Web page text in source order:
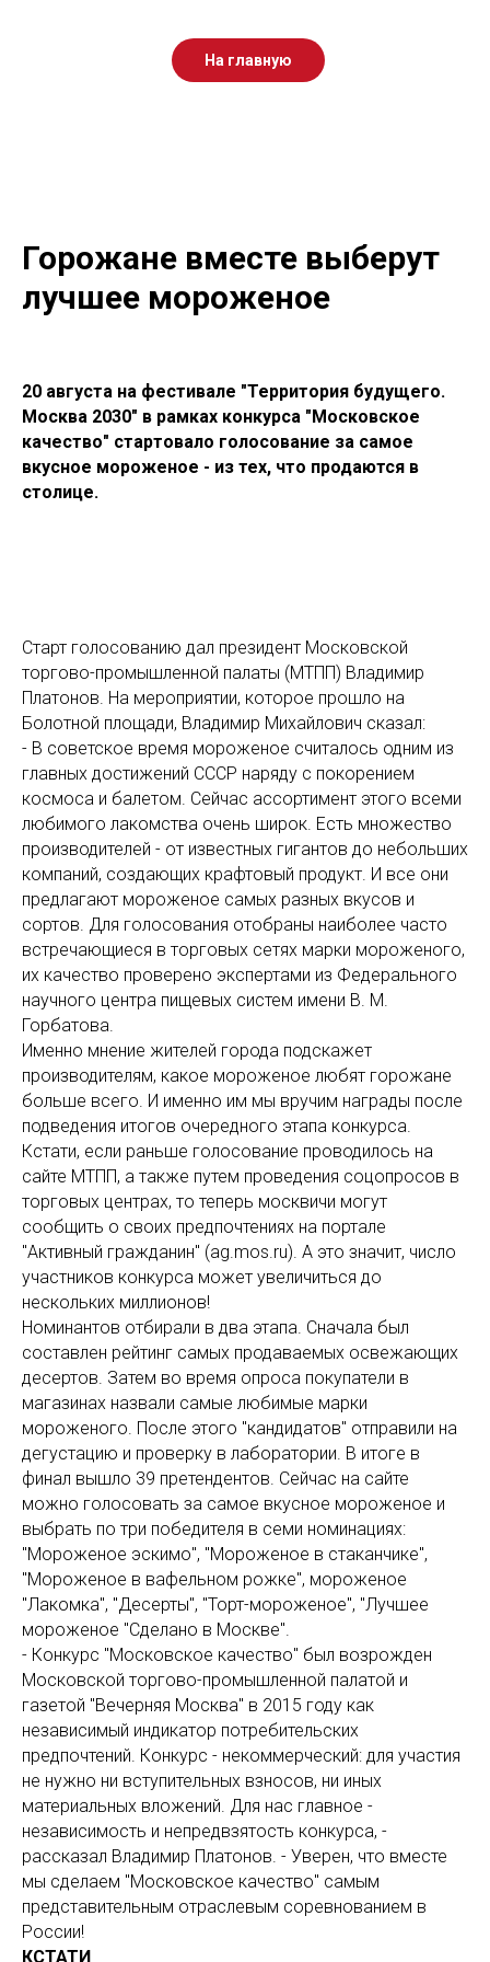
На главную
Горожане вместе выберут
лучшее мороженое
20 августа на фестивале "Территория будущего.
Москва 2030" в рамках конкурса "Московское
качество" стартовало голосование за самое
вкусное мороженое - из тех, что продаются в
столице.
Старт голосованию дал президент Московской
торгово-промышленной палаты (МТПП) Владимир
Платонов. На мероприятии, которое прошло на
Болотной площади, Владимир Михайлович сказал:
- В советское время мороженое считалось одним из
главных достижений СССР наряду с покорением
космоса и балетом. Сейчас ассортимент этого всеми
любимого лакомства очень широк. Есть множество
производителей - от известных гигантов до небольших
компаний, создающих крафтовый продукт. И все они
предлагают мороженое самых разных вкусов и
сортов. Для голосования отобраны наиболее часто
встречающиеся в торговых сетях марки мороженого,
их качество проверено экспертами из Федерального
научного центра пищевых систем имени В. М.
Горбатова.
Именно мнение жителей города подскажет
производителям, какое мороженое любят горожане
больше всего. И именно им мы вручим награды после
подведения итогов очередного этапа конкурса.
Кстати, если раньше голосование проводилось на
сайте МТПП, а также путем проведения соцопросов в
торговых центрах, то теперь москвичи могут
сообщить о своих предпочтениях на портале
"Активный гражданин" (ag.mos.ru). А это значит, число
участников конкурса может увеличиться до
нескольких миллионов!
Номинантов отбирали в два этапа. Сначала был
составлен рейтинг самых продаваемых освежающих
десертов. Затем во время опроса покупатели в
магазинах назвали самые любимые марки
мороженого. После этого "кандидатов" отправили на
дегустацию и проверку в лаборатории. В итоге в
финал вышло 39 претендентов. Сейчас на сайте
можно голосовать за самое вкусное мороженое и
выбрать по три победителя в семи номинациях:
"Мороженое эскимо", "Мороженое в стаканчике",
"Мороженое в вафельном рожке", мороженое
"Лакомка", "Десерты", "Торт-мороженое", "Лучшее
мороженое "Сделано в Москве".
- Конкурс "Московское качество" был возрожден
Московской торгово-промышленной палатой и
газетой "Вечерняя Москва" в 2015 году как
независимый индикатор потребительских
предпочтений. Конкурс - некоммерческий: для участия
не нужно ни вступительных взносов, ни иных
материальных вложений. Для нас главное -
независимость и непредвзятость конкурса, -
рассказал Владимир Платонов. - Уверен, что вместе
мы сделаем "Московское качество" самым
представительным отраслевым соревнованием в
России!
КСТАТИ